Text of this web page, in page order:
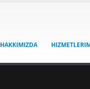
HAKKIMIZDA